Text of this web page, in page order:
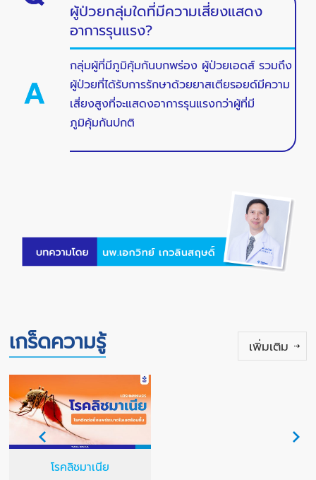
ผู้ป่วยกลุ่มใดที่มีความเสี่ยงแสดง
อาการรุนแรง?
กลุ่มผู้ที่มีภูมิคุ้มกันบกพร่อง ผู้ป่วยเอดส์ รวมถึง
ผู้ป่วยที่ได้รับการรักษาด้วยยาสเตียรอยด์มีความ
เสี่ยงสูงที่จะแสดงอาการรุนแรงกว่าผู้ที่มี
ภูมิคุ้มกันปกติ
เกร็ดความรู้ เพิ่มเติม
โรคลิชมาเนีย